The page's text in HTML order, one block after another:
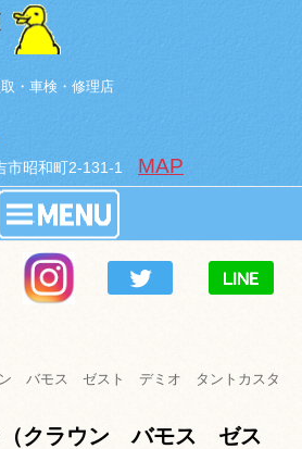
・車検・修理店
市昭和町2-131-1 MAP
ン バモス ゼスト デミオ タントカスタ
（クラウン バモス ゼス